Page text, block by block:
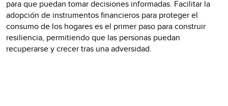
para que puedan tomar decisiones informadas. Facilitar la
adopción de instrumentos financieros para proteger el
consumo de los hogares es el primer paso para construir
resiliencia, permitiendo que las personas puedan
recuperarse y crecer tras una adversidad.